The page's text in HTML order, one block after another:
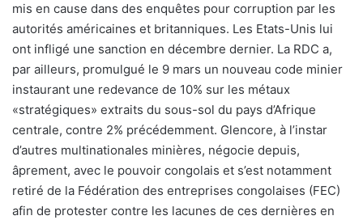
mis en cause dans des enquêtes pour corruption par les
autorités américaines et britanniques. Les Etats-Unis lui
ont infligé une sanction en décembre dernier. La RDC a,
par ailleurs, promulgué le 9 mars un nouveau code minier
instaurant une redevance de 10% sur les métaux
«stratégiques» extraits du sous-sol du pays d’Afrique
centrale, contre 2% précédemment. Glencore, à l’instar
d’autres multinationales minières, négocie depuis,
âprement, avec le pouvoir congolais et s’est notamment
retiré de la Fédération des entreprises congolaises (FEC)
afin de protester contre les lacunes de ces dernières en